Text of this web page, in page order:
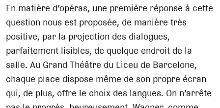
En matière d’opéras, une première réponse à cette
question nous est proposée, de manière très
positive, par la projection des dialogues,
parfaitement lisibles, de quelque endroit de la
salle. Au Grand Théâtre du Liceu de Barcelone,
chaque place dispose même de son propre écran
qui, de plus, offre le choix des langues. On n’arrête